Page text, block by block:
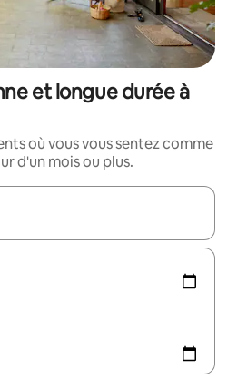
et longue durée à
où vous vous sentez comme
d'un mois ou plus.
utilisez les flèches vers le